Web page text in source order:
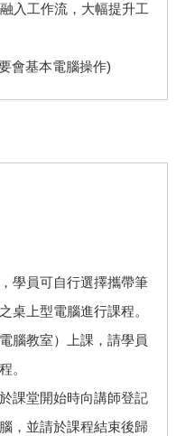
入工作流，大幅提升工
會基本電腦操作)
學員可自行選擇攜帶筆
桌上型電腦進行課程。
腦教室）上課，請學員
。
課堂開始時向講師登記
，並請於課程結束後歸